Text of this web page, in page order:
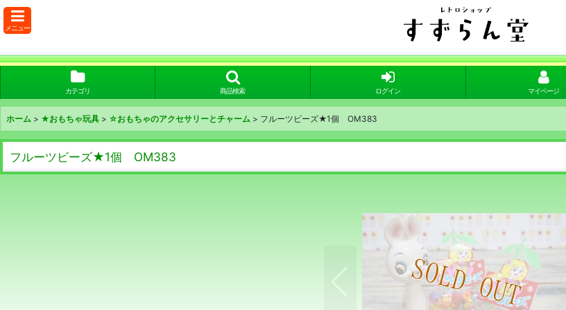
メニュー
カテゴリ 商品検索 ログイン マイページ
ホーム > ★おもちゃ玩具 > ☆おもちゃのアクセサリーとチャーム > フルーツビーズ★1個 OM383
フルーツビーズ★1個 OM383